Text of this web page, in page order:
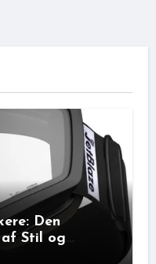
Den
af Stil og